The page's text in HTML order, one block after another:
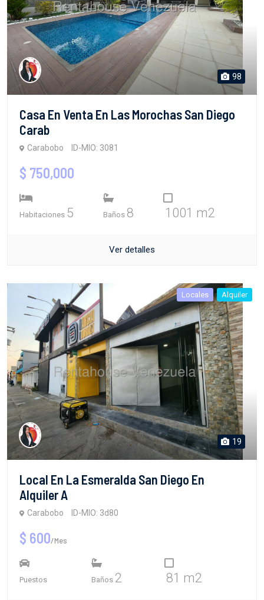
98
Casa En Venta En Las Morochas San Diego
Carab
Carabobo ID-MIO: 3081
$ 750,000
Habitaciones 5 Baños 8 1001 m2
Ver detalles
Locales Alquiler
19
Local En La Esmeralda San Diego En
Alquiler A
Carabobo ID-MIO: 3d80
$ 600/Mes
Puestos Baños 2 81 m2